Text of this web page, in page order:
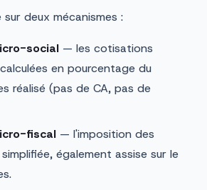
deux mécanismes :
social — les cotisations
en pourcentage du
réalisé (pas de CA, pas de
fiscal — l'imposition des
également assise sur le